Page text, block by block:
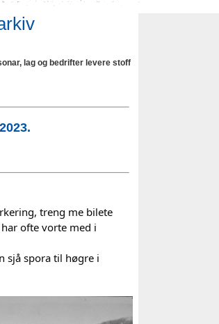
lag og bedrifter levere stoff
treng me bilete
ofte vorte med i
sjå spora til høgre i